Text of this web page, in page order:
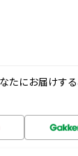
たにお届けす